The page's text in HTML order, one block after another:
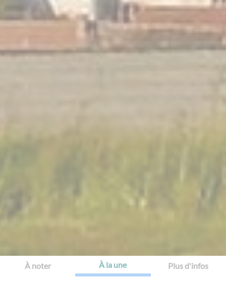
À noter À la une Plus d'infos